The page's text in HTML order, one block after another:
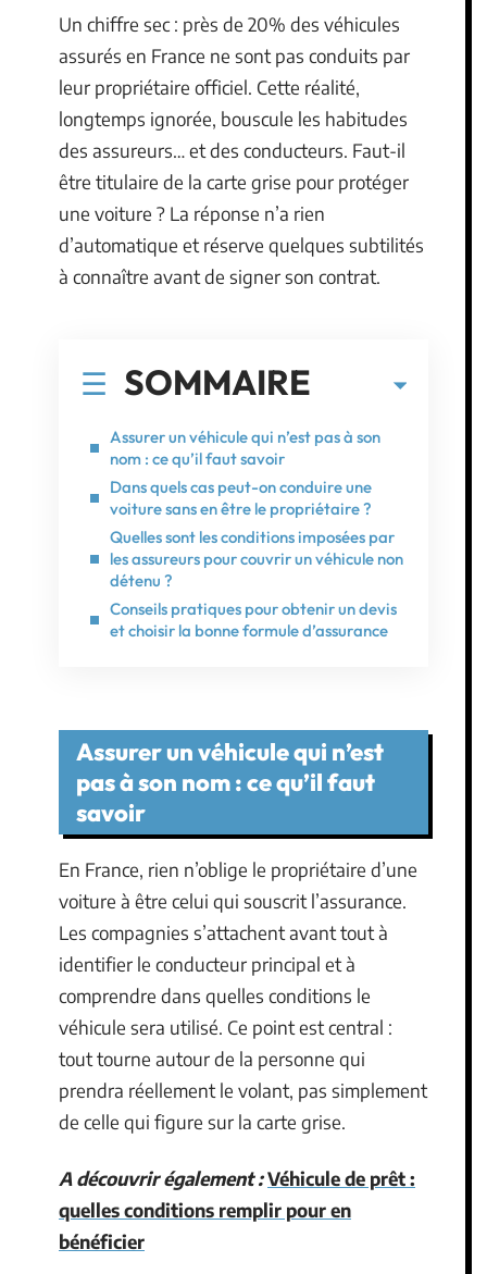
Un chiffre sec : près de 20% des véhicules
assurés en France ne sont pas conduits par
leur propriétaire officiel. Cette réalité,
longtemps ignorée, bouscule les habitudes
des assureurs… et des conducteurs. Faut-il
être titulaire de la carte grise pour protéger
une voiture ? La réponse n’a rien
d’automatique et réserve quelques subtilités
à connaître avant de signer son contrat.
SOMMAIRE
Assurer un véhicule qui n’est pas à son
nom : ce qu’il faut savoir
Dans quels cas peut-on conduire une
voiture sans en être le propriétaire ?
Quelles sont les conditions imposées par
les assureurs pour couvrir un véhicule non
détenu ?
Conseils pratiques pour obtenir un devis
et choisir la bonne formule d’assurance
Assurer un véhicule qui n’est
pas à son nom : ce qu’il faut
savoir
En France, rien n’oblige le propriétaire d’une
voiture à être celui qui souscrit l’assurance.
Les compagnies s’attachent avant tout à
identifier le conducteur principal et à
comprendre dans quelles conditions le
véhicule sera utilisé. Ce point est central :
tout tourne autour de la personne qui
prendra réellement le volant, pas simplement
de celle qui figure sur la carte grise.
A découvrir également :Véhicule de prêt :
quelles conditions remplir pour en
bénéficier